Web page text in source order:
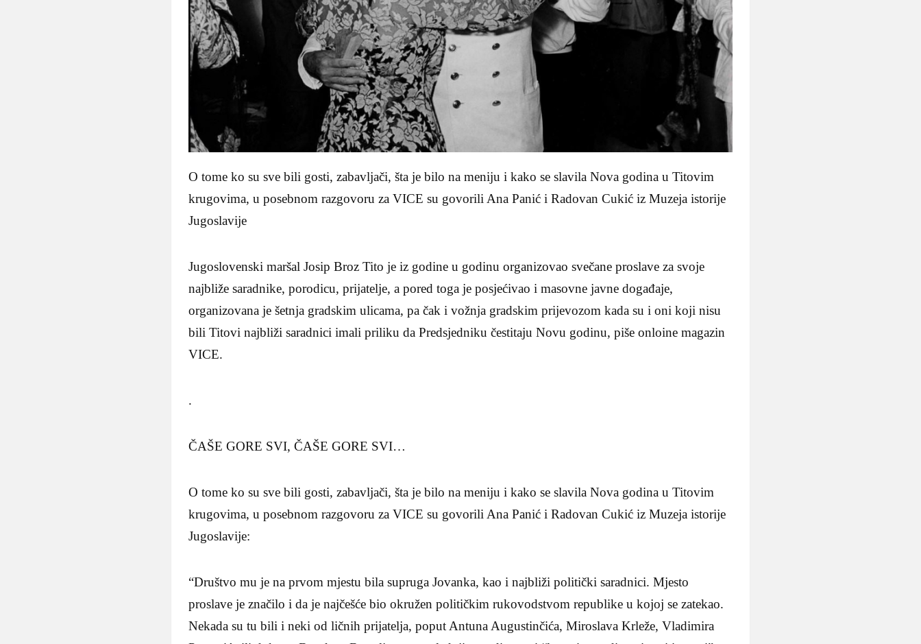
O tome ko su sve bili gosti, zabavljači, šta je bilo na meniju i kako se slavila Nova godina u Titovim
krugovima, u posebnom razgovoru za VICE su govorili Ana Panić i Radovan Cukić iz Muzeja istorije
Jugoslavije
Jugoslovenski maršal Josip Broz Tito je iz godine u godinu organizovao svečane proslave za svoje
najbliže saradnike, porodicu, prijatelje, a pored toga je posjećivao i masovne javne događaje,
organizovana je šetnja gradskim ulicama, pa čak i vožnja gradskim prijevozom kada su i oni koji nisu
bili Titovi najbliži saradnici imali priliku da Predsjedniku čestitaju Novu godinu, piše onloine magazin
VICE.
.
ČAŠE GORE SVI, ČAŠE GORE SVI…
O tome ko su sve bili gosti, zabavljači, šta je bilo na meniju i kako se slavila Nova godina u Titovim
krugovima, u posebnom razgovoru za VICE su govorili Ana Panić i Radovan Cukić iz Muzeja istorije
Jugoslavije:
“Društvo mu je na prvom mjestu bila supruga Jovanka, kao i najbliži politički saradnici. Mjesto
proslave je značilo i da je najčešće bio okružen političkim rukovodstvom republike u kojoj se zatekao.
Nekada su tu bili i neki od ličnih prijatelja, poput Antuna Augustinčića, Miroslava Krleže, Vladimira